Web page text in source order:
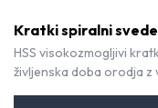
Kratki spiralni
HSS visokozmogljivi
življenska doba orodja z